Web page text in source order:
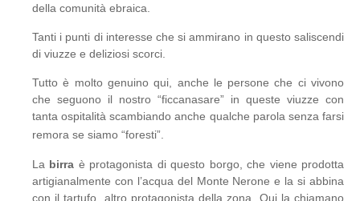
della comunità ebraica.
Tanti i punti di interesse che si ammirano in questo saliscendi
di viuzze e deliziosi scorci.
Tutto è molto genuino qui, anche le persone che ci vivono
che seguono il nostro “ficcanasare” in queste viuzze con
tanta ospitalità scambiando anche qualche parola senza farsi
remora se siamo “foresti”.
La birra è protagonista di questo borgo, che viene prodotta
artigianalmente con l’acqua del Monte Nerone e la si abbina
con il tartufo, altro protagonista della zona. Qui la chiamano